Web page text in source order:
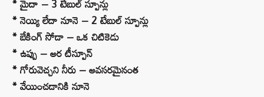
* మైదా – 3 టేబుల్ స్పూన్లు
* నెయ్యి లేదా నూనె – 2 టేబుల్ స్పూన్లు
* బేకింగ్ సోడా – ఒక చిటికెడు
* ఉప్పు – అర టీస్పూన్
* గోరువెచ్చని నీరు – అవసరమైనంత
* వేయించడానికి నూనె